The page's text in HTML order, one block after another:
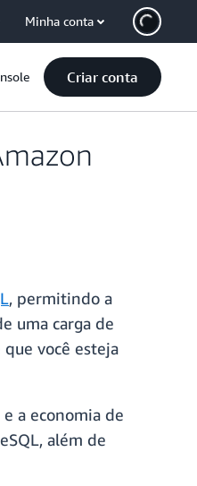
Minha conta
Criar conta
, permitindo a
uma carga de
você esteja
a economia de
além de